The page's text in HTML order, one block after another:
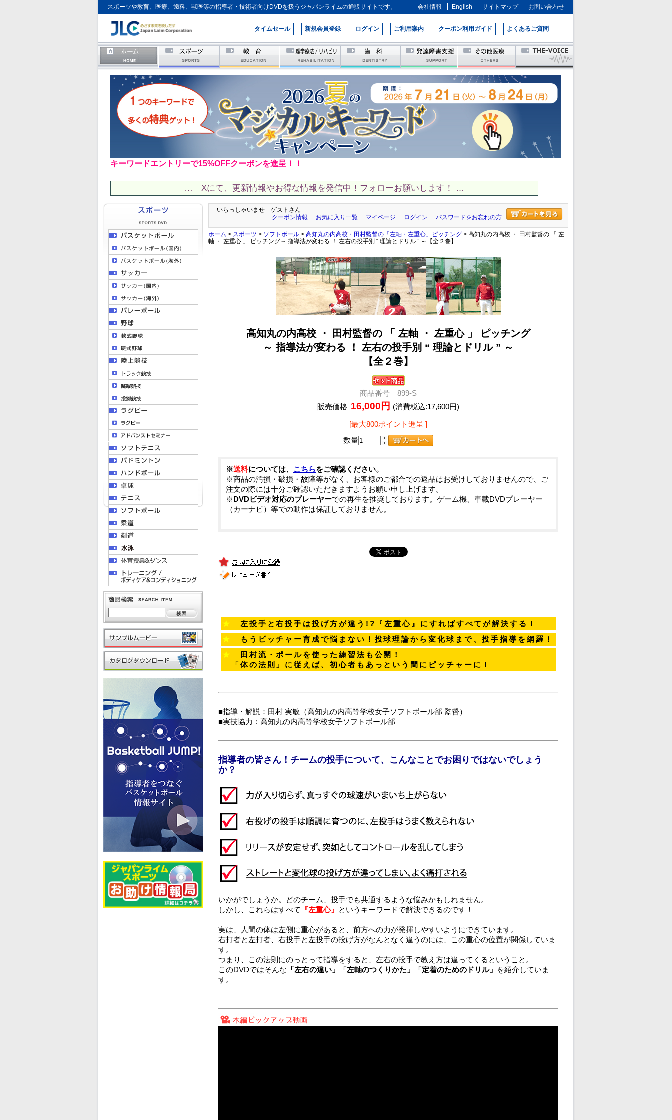
スポーツや教育、医療、歯科、獣医等の指導者・技術者向けDVDを扱うジャパンライムの通販サイトです。 会社情報 English サイトマップ お問い合わせ
タイムセール 新規会員登録 ログイン ご利用案内 クーポン利用ガイド よくあるご質問
キーワードエントリーで15%OFFクーポンを進呈！！
… Xにて、更新情報やお得な情報を発信中！フォローお願いします！ …
いらっしゃいませ ゲストさん
クーポン情報
お気に入り一覧 マイページ ログイン パスワードをお忘れの方
ホーム > スポーツ > ソフトボール > 高知丸の内高校・田村監督の「左軸・左重心」ピッチング > 高知丸の内高校 ・ 田村監督の 「 左
軸 ・ 左重心 」 ピッチング～ 指導法が変わる ！ 左右の投手別 “ 理論とドリル ” ～【全２巻】
高知丸の内高校 ・ 田村監督の 「 左軸 ・ 左重心 」 ピッチング
～ 指導法が変わる ！ 左右の投手別 “ 理論とドリル ” ～
【全２巻】
商品番号 899-S
販売価格 16,000円 (消費税込:17,600円)
[最大800ポイント進呈 ]
数量
※送料については、 こちらをご確認ください。
※商品の汚損・破損・故障等がなく、お客様のご都合での返品はお受けしておりませんので、ご
注文の際には十分ご確認いただきますようお願い申し上げます。
※ DVDビデオ対応のプレーヤーでの再生を推奨しております。ゲーム機、車載DVDプレーヤー
（カーナビ）等での動作は保証しておりません。
★
左投手と右投手は投げ方が違う!?『左重心』にすればすべてが解決する！
★
もうピッチャー育成で悩まない！投球理論から変化球まで、投手指導を網羅！
★
田村流・ポールを使った練習法も公開！
「体の法則」に従えば、初心者もあっという間にピッチャーに！
■指導・解説：田村 実敏（高知丸の内高等学校女子ソフトボール部 監督）
■実技協力：高知丸の内高等学校女子ソフトボール部
指導者の皆さん！チームの投手について、こんなことでお困りではないでしょう
か？
いかがでしょうか。どのチーム、投手でも共通するような悩みかもしれません。
しかし、これらはすべて
『左重心』 というキーワードで解決できるのです！
実は、人間の体は左側に重心があると、前方への力が発揮しやすいようにできています。
右打者と左打者、右投手と左投手の投げ方がなんとなく違うのには、この重心の位置が関係していま
す。
つまり、この法則にのっとって指導をすると、左右の投手で教え方は違ってくるということ。
このDVDではそんな 「左右の違い」「左軸のつくりかた」「定着のためのドリル」
を紹介していま
す。